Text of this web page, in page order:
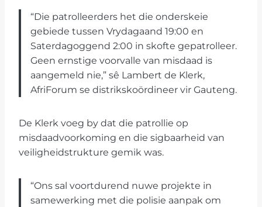
“Die patrolleerders het die onderskeie
gebiede tussen Vrydagaand 19:00 en
Saterdagoggend 2:00 in skofte gepatrolleer.
Geen ernstige voorvalle van misdaad is
aangemeld nie,” sê Lambert de Klerk,
AfriForum se distrikskoördineer vir Gauteng.
De Klerk voeg by dat die patrollie op
misdaadvoorkoming en die sigbaarheid van
veiligheidstrukture gemik was.
“Ons sal voortdurend nuwe projekte in
samewerking met die polisie aanpak om